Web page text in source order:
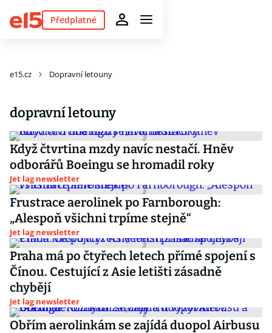
Předplatné
e15.cz Dopravní letouny
dopravní letouny
Když čtvrtina mzdy navíc nestačí. Hněv
odborářů Boeingu se hromadil roky
Jet lag newsletter
Frustrace aerolinek po Farnborough:
„Alespoň všichni trpíme stejně“
Jet lag newsletter
Praha má po čtyřech letech přímé spojení s
Čínou. Cestující z Asie letišti zásadně
chybějí
Jet lag newsletter
Obřím aerolinkám se zajídá duopol Airbusu